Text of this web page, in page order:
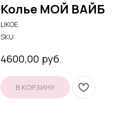
Колье МОЙ ВАЙБ
LIKOE
SKU:
4600,00 руб.
В КОРЗИНУ